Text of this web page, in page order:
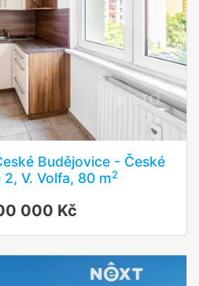
Budějovice - České
V. Volfa, 80 m2
000 Kč